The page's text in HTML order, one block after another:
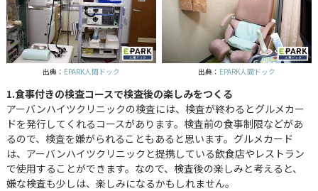
出典： EPARK人間ドック 出典： EPARK人間ドック
1.食事付きの検査コースで検査後の楽しみをつくる
アーバンハイツクリニックの検査には、検査が終わるとグルメカー
ドを発行してくれるコースがあります。検査前の食事制限などがあ
るので、検査を嫌がられることもあると思います。グルメカード
は、アーバンハイツクリニックと提携している飲食店やレストラン
で使用することができます。なので、検査後の楽しみと考えると、
嫌な検査も少しは、楽しみになるかもしれません。